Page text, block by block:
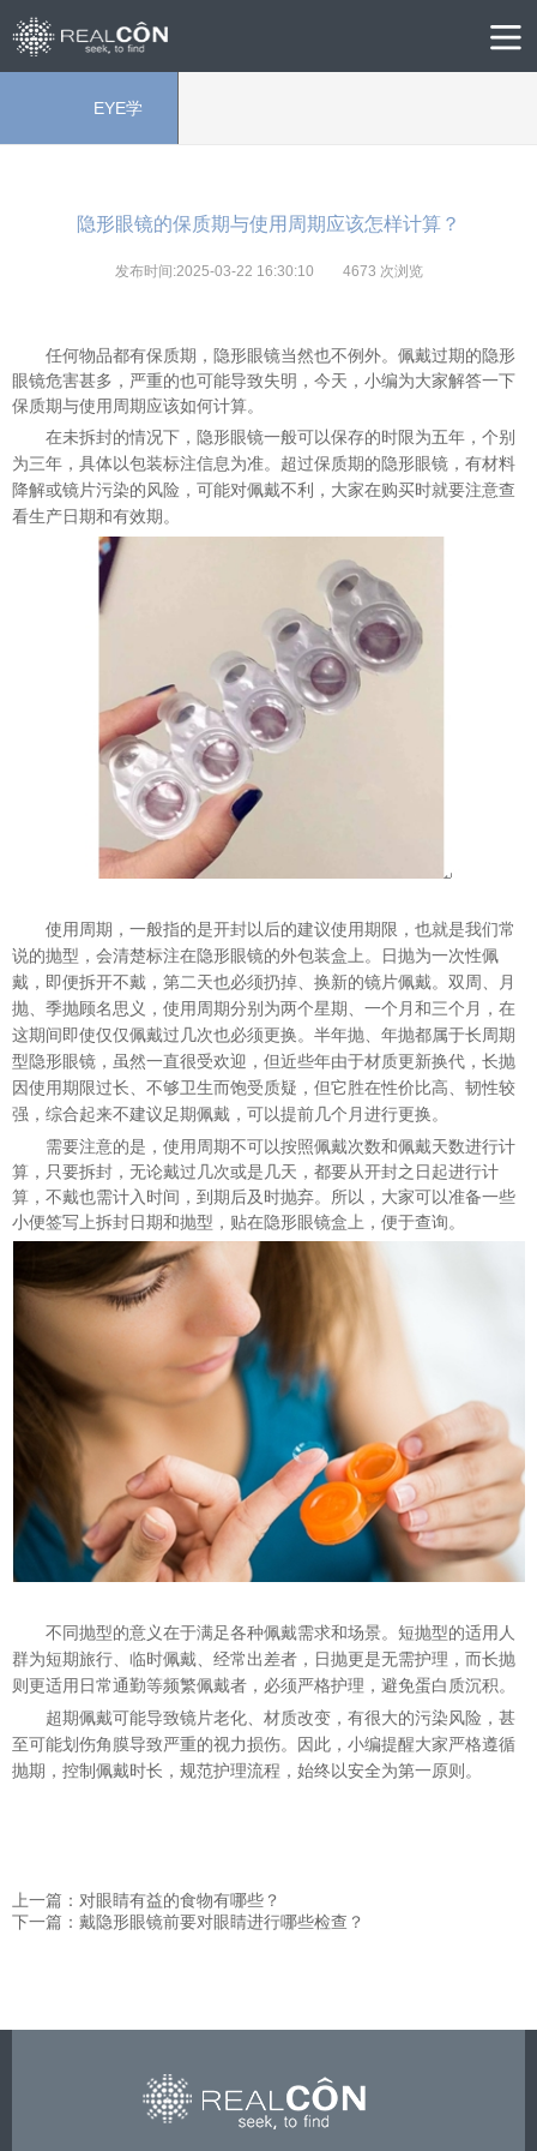
EYE学
隐形眼镜的保质期与使用周期应该怎样计算？
发布时间:2025-03-22 16:30:10 4673 次浏览
任何物品都有保质期，隐形眼镜当然也不例外。佩戴过期的隐形
眼镜危害甚多，严重的也可能导致失明，今天，小编为大家解答一下
保质期与使用周期应该如何计算。
在未拆封的情况下，隐形眼镜一般可以保存的时限为五年，个别
为三年，具体以包装标注信息为准。超过保质期的隐形眼镜，有材料
降解或镜片污染的风险，可能对佩戴不利，大家在购买时就要注意查
看生产日期和有效期。
使用周期，一般指的是开封以后的建议使用期限，也就是我们常
说的抛型，会清楚标注在隐形眼镜的外包装盒上。日抛为一次性佩
戴，即便拆开不戴，第二天也必须扔掉、换新的镜片佩戴。双周、月
抛、季抛顾名思义，使用周期分别为两个星期、一个月和三个月，在
这期间即使仅仅佩戴过几次也必须更换。半年抛、年抛都属于长周期
型隐形眼镜，虽然一直很受欢迎，但近些年由于材质更新换代，长抛
因使用期限过长、不够卫生而饱受质疑，但它胜在性价比高、韧性较
强，综合起来不建议足期佩戴，可以提前几个月进行更换。
需要注意的是，使用周期不可以按照佩戴次数和佩戴天数进行计
算，只要拆封，无论戴过几次或是几天，都要从开封之日起进行计
算，不戴也需计入时间，到期后及时抛弃。所以，大家可以准备一些
小便签写上拆封日期和抛型，贴在隐形眼镜盒上，便于查询。
不同抛型的意义在于满足各种佩戴需求和场景。短抛型的适用人
群为短期旅行、临时佩戴、经常出差者，日抛更是无需护理，而长抛
则更适用日常通勤等频繁佩戴者，必须严格护理，避免蛋白质沉积。
超期佩戴可能导致镜片老化、材质改变，有很大的污染风险，甚
至可能划伤角膜导致严重的视力损伤。因此，小编提醒大家严格遵循
抛期，控制佩戴时长，规范护理流程，始终以安全为第一原则。
上一篇：对眼睛有益的食物有哪些？
下一篇：戴隐形眼镜前要对眼睛进行哪些检查？